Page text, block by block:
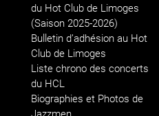
du Hot Club de Limoges
(Saison 2025-2026)
Bulletin d’adhésion au Hot
Club de Limoges
Liste chrono des concerts
du HCL
Biographies et Photos de